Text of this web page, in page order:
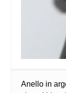
Anello in